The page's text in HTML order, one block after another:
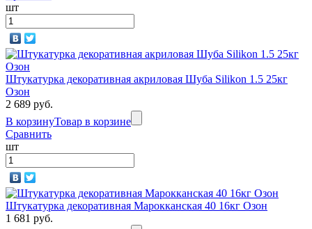
шт
Штукатурка декоративная акриловая Шуба Silikon 1.5 25кг
Озон
2 689 руб.
В корзинуТовар в корзине
Сравнить
шт
Штукатурка декоративная Марокканская 40 16кг Озон
1 681 руб.